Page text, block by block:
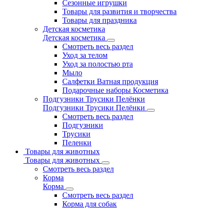
Сезонные игрушки
Товары для развития и творчества
Товары для праздника
Детская косметика
Детская косметика
Смотреть весь раздел
Уход за телом
Уход за полостью рта
Мыло
Салфетки Ватная продукция
Подарочные наборы Косметика
Подгузники Трусики Пелёнки
Подгузники Трусики Пелёнки
Смотреть весь раздел
Подгузники
Трусики
Пеленки
Товары для животных
Товары для животных
Смотреть весь раздел
Корма
Корма
Смотреть весь раздел
Корма для собак